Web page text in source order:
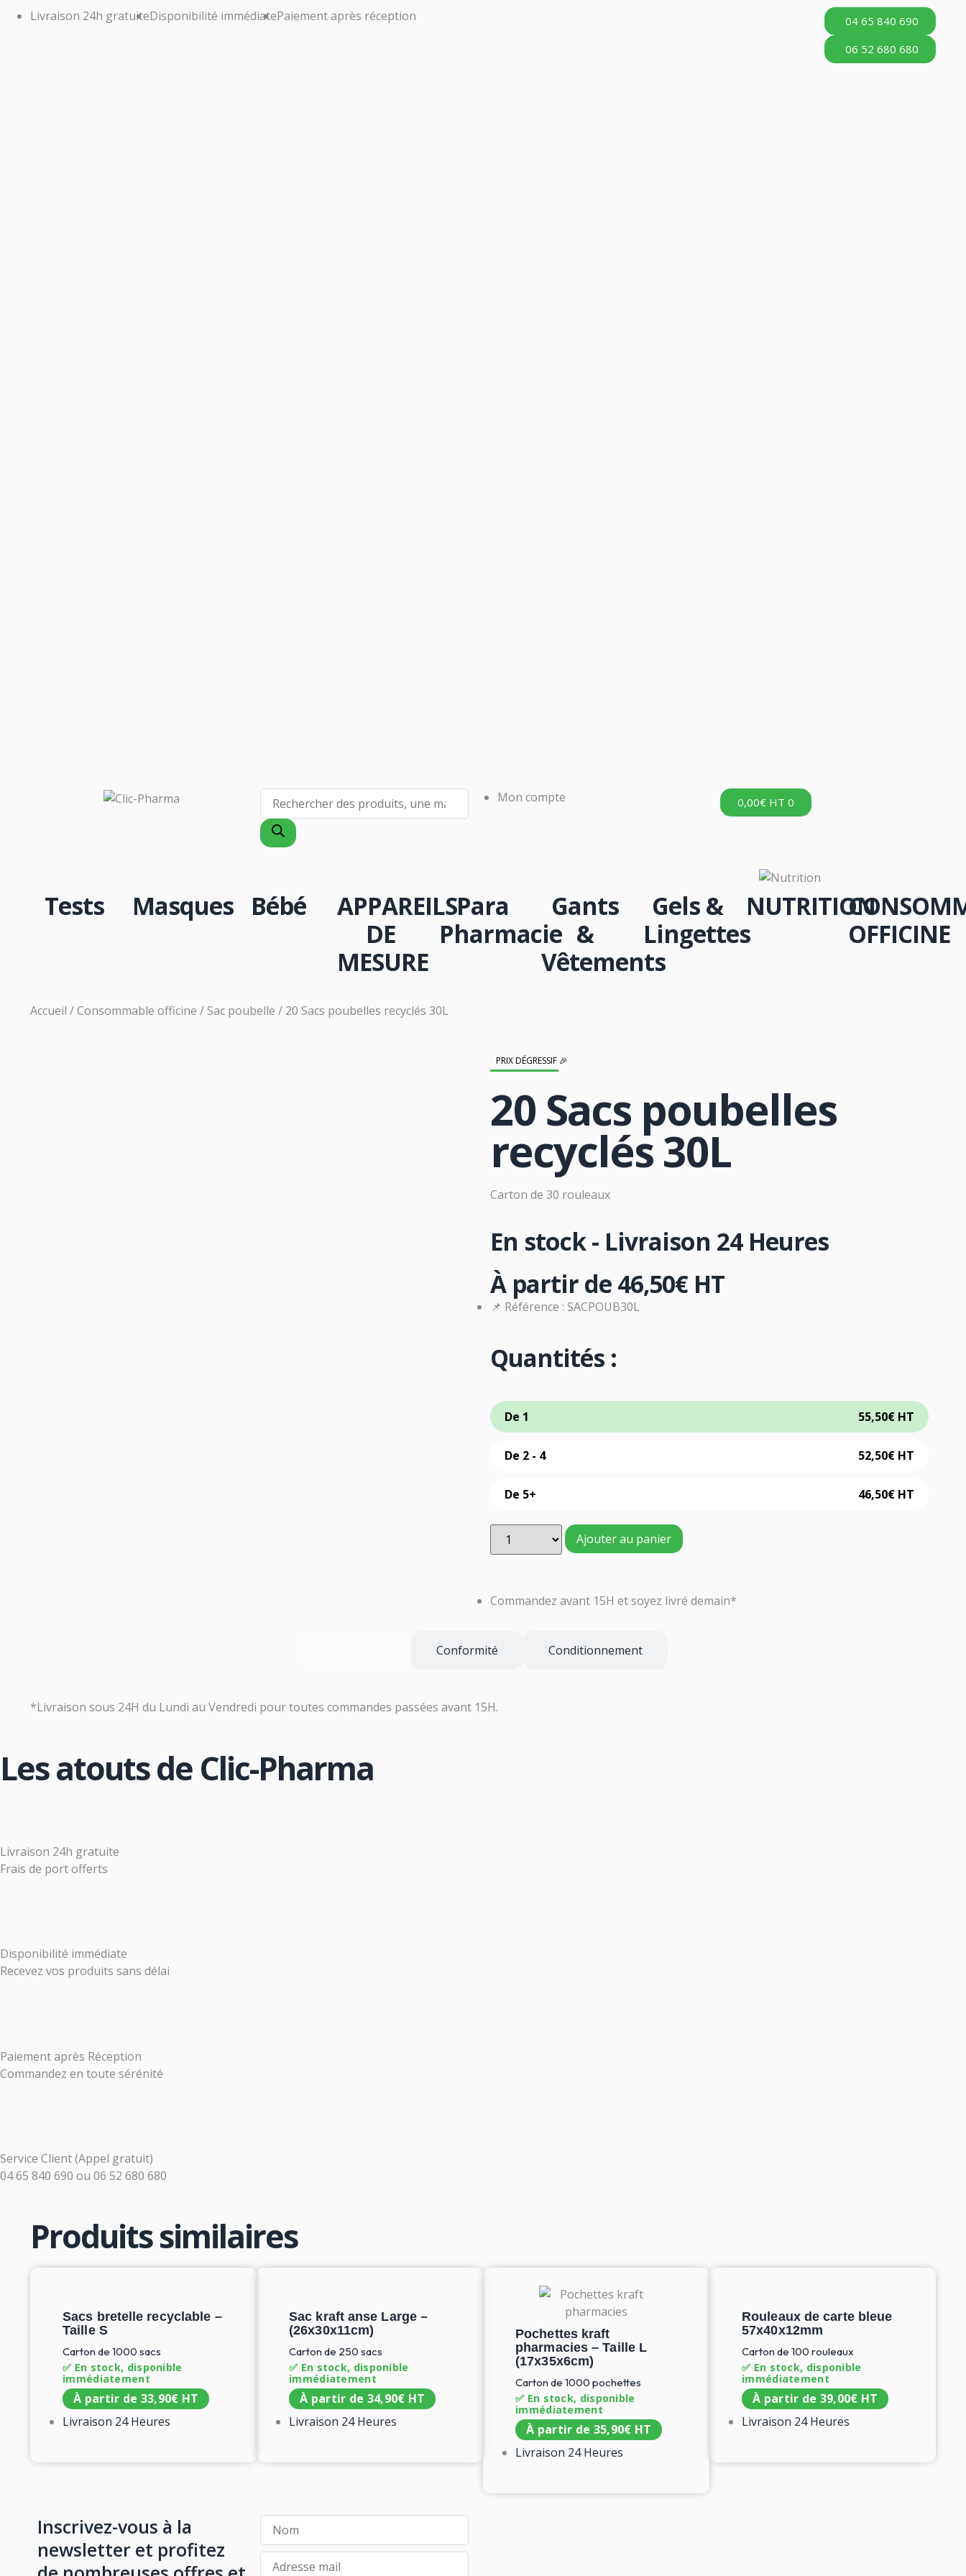
Livraison 24h gratuiteDisponibilité immédiatePaiement après réception
04 65 840 690
06 52 680 680
Mon compte 0,00€ HT 0
Tests Masques Bébé
APPAREILS
DE
MESURE
Para
Pharmacie
Gants
&
Vêtements
Gels &
Lingettes
NUTRITION
OFFICINE
Accueil /Consommable officine / Sac poubelle / 20 Sacs poubelles recyclés 30L
PRIX DÉGRESSIF 🎉
20 Sacs poubelles
recyclés 30L
Carton de 30 rouleaux
En stock - Livraison 24 Heures
À partir de 46,50€HT
📌 Référence : SACPOUB30L
Quantités :
De 1 55,50€ HT
De 2 - 4 52,50€ HT
De 5+ 46,50€ HT
Ajouter au panier
Commandez avant 15H et soyez livré demain*
Conformité Conditionnement
*Livraison sous 24H du Lundi au Vendredi pour toutes commandes passées avant 15H.
Les atouts de Clic-Pharma
Livraison 24h gratuite
Frais de port offerts
Disponibilité immédiate
Recevez vos produits sans délai
Paiement après Réception
Commandez en toute sérénité
Service Client (Appel gratuit)
04 65 840 690 ou 06 52 680 680
Produits similaires
Sacs bretelle recyclable –
Taille S
Carton de 1000 sacs
✅ En stock, disponible
immédiatement
À partir de 33,90€ HT
Livraison 24 Heures
Sac kraft anse Large –
(26x30x11cm​)
Carton de 250 sacs
✅ En stock, disponible
immédiatement
À partir de 34,90€ HT
Livraison 24 Heures
Pochettes kraft
pharmacies – Taille L
(17x35x6cm)
Carton de 1000 pochettes
✅ En stock, disponible
immédiatement
À partir de 35,90€ HT
Livraison 24 Heures
Rouleaux de carte bleue
57x40x12mm
Carton de 100 rouleaux
✅ En stock, disponible
immédiatement
À partir de 39,00€ HT
Livraison 24 Heures
Inscrivez-vous à la
newsletter et profitez